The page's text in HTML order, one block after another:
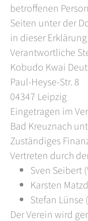
betroffenen
Seiten unter der
in dieser Erklärung
Verantwortliche
Kobudo Kwai
Paul-Heyse-Str. 8
04347 Leipzig
Eingetragen im
Bad Kreuznach
Zuständiges
Vertreten durch
Sven Seibert
Karsten
Stefan Lünse
Der Verein wird